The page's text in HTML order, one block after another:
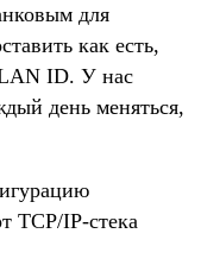
для
как есть,
ID. У нас
день меняться,
TCP/IP-стека